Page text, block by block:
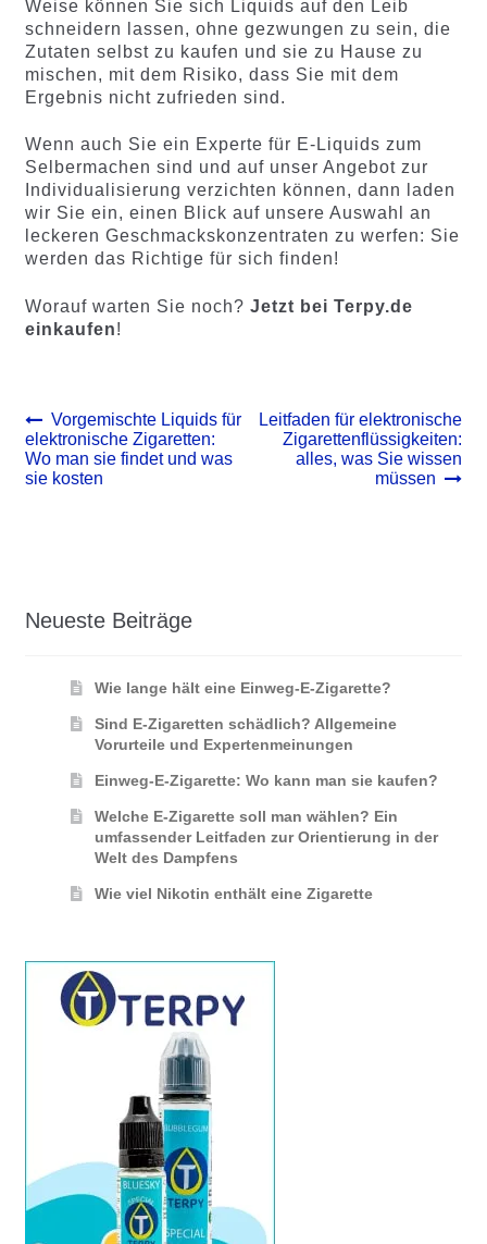
Weise können Sie sich Liquids auf den Leib
schneidern lassen, ohne gezwungen zu sein, die
Zutaten selbst zu kaufen und sie zu Hause zu
mischen, mit dem Risiko, dass Sie mit dem
Ergebnis nicht zufrieden sind.
Wenn auch Sie ein Experte für E-Liquids zum
Selbermachen sind und auf unser Angebot zur
Individualisierung verzichten können, dann laden
wir Sie ein, einen Blick auf unsere Auswahl an
leckeren Geschmackskonzentraten zu werfen: Sie
werden das Richtige für sich finden!
Worauf warten Sie noch? Jetzt bei Terpy.de
einkaufen!
Beitrags-
Navigation
Vorheriger
Beitrag:
Vorgemischte Liquids für
elektronische Zigaretten:
Wo man sie findet und was
sie kosten
Nächster
Beitrag:
Leitfaden für elektronische
Zigarettenflüssigkeiten:
alles, was Sie wissen
müssen
Neueste Beiträge
Wie lange hält eine Einweg-E-Zigarette?
Sind E-Zigaretten schädlich? Allgemeine
Vorurteile und Expertenmeinungen
Einweg-E-Zigarette: Wo kann man sie kaufen?
Welche E-Zigarette soll man wählen? Ein
umfassender Leitfaden zur Orientierung in der
Welt des Dampfens
Wie viel Nikotin enthält eine Zigarette